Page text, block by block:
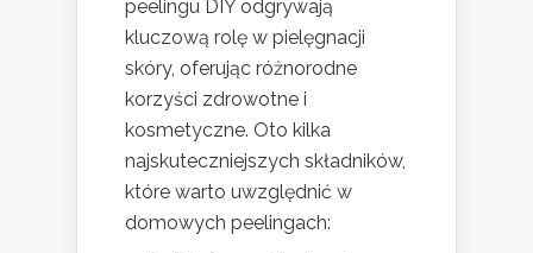
peelingu DIY odgrywają
kluczową rolę w pielęgnacji
skóry, oferując różnorodne
korzyści zdrowotne i
kosmetyczne. Oto kilka
najskuteczniejszych składników,
które warto uwzględnić w
domowych peelingach: